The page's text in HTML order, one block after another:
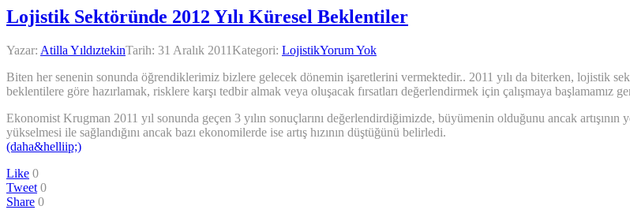
Lojistik Sektöründe 2012 Yılı Küresel Beklentiler
Yazar: Atilla YıldıztekinTarih: 31 Aralık 2011Kategori: LojistikYorum Yok
Biten her senenin sonunda öğrendiklerimiz bizlere gelecek dönemin işaretlerini vermektedir.. 2011 yılı da biterken, lojistik
beklentilere göre hazırlamak, risklere karşı tedbir almak veya oluşacak fırsatları değerlendirmek için çalışmaya başlamamız
Ekonomist Krugman 2011 yıl sonunda geçen 3 yılın sonuçlarını değerlendirdiğimizde, büyümenin olduğunu ancak artışının
yükselmesi ile sağlandığını ancak bazı ekonomilerde ise artış hızının düştüğünü belirledi.
(daha&helliip;)
Like 0
Tweet 0
Share 0